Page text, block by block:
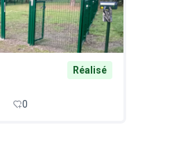
Réalisé
0